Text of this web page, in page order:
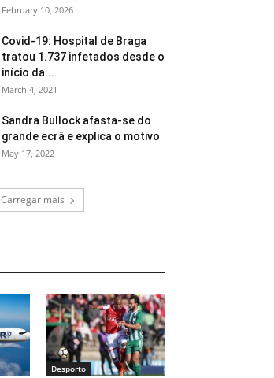
February 10, 2026
Covid-19: Hospital de Braga
tratou 1.737 infetados desde o
início da...
March 4, 2021
Sandra Bullock afasta-se do
grande ecrã e explica o motivo
May 17, 2022
Carregar mais
Desporto